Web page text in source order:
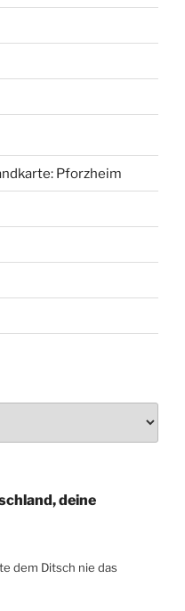
Pforzheim
deine
dem Ditsch nie das